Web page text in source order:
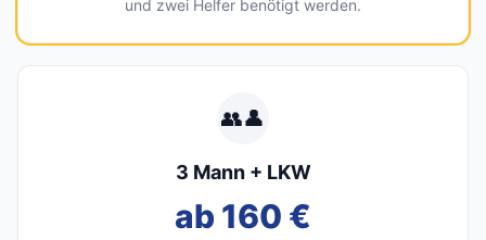
und zwei Helfer benötigt werden.
👥👤
3 Mann + LKW
ab 160 €